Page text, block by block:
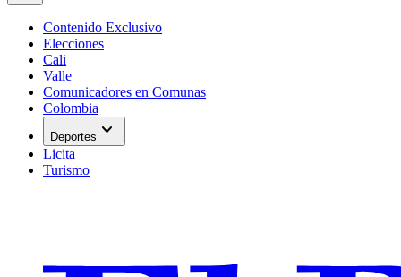
Contenido Exclusivo
Elecciones
Cali
Valle
Comunicadores en Comunas
Colombia
Deportes expand_more
Licita
Turismo